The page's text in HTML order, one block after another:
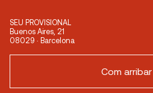
SEU PROVISIONAL
Buenos Aires, 21
08029 · Barcelona
Com arribar